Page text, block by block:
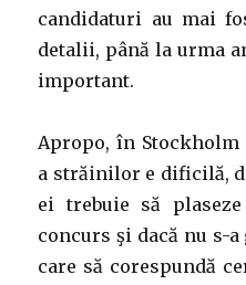
candidaturi au mai
detalii, până la urma
important.
Apropo, în
a străinilor e dificilă,
ei trebuie să
concurs şi dacă nu s-
care să corespundă